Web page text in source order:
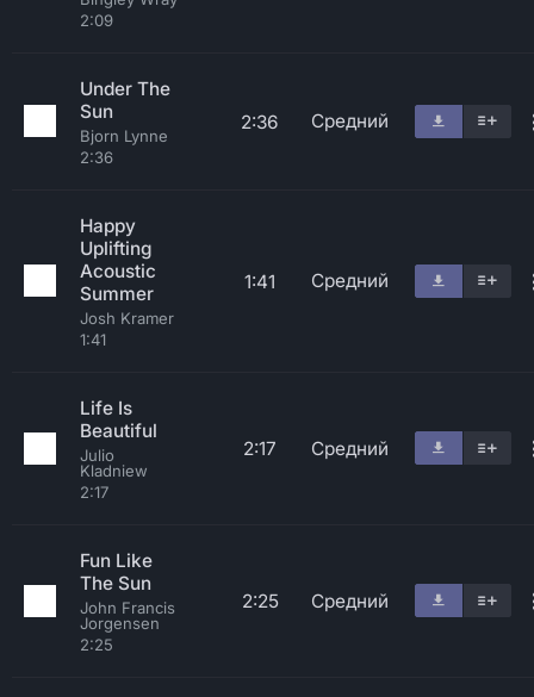
2:09
Under The
Sun
Bjorn Lynne
2:36
2:36 Средний
Happy
Uplifting
Acoustic
Summer
Josh Kramer
1:41
1:41 Средний
Life Is
Beautiful
Julio
Kladniew
2:17
2:17 Средний
Fun Like
The Sun
John Francis
Jorgensen
2:25
2:25 Средний